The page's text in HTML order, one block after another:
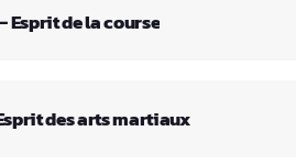
Esprit de la course
des arts martiaux